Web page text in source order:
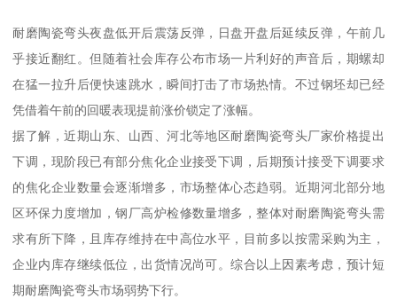
耐磨陶瓷弯头夜盘低开后震荡反弹，日盘开盘后延续反弹，午前几
乎接近翻红。但随着社会库存公布市场一片利好的声音后，期螺却
在猛一拉升后便快速跳水，瞬间打击了市场热情。不过钢坯却已经
凭借着午前的回暖表现提前涨价锁定了涨幅。
据了解，近期山东、山西、河北等地区耐磨陶瓷弯头厂家价格提出
下调，现阶段已有部分焦化企业接受下调，后期预计接受下调要求
的焦化企业数量会逐渐增多，市场整体心态趋弱。近期河北部分地
区环保力度增加，钢厂高炉检修数量增多，整体对耐磨陶瓷弯头需
求有所下降，且库存维持在中高位水平，目前多以按需采购为主，
企业内库存继续低位，出货情况尚可。综合以上因素考虑，预计短
期耐磨陶瓷弯头市场弱势下行。